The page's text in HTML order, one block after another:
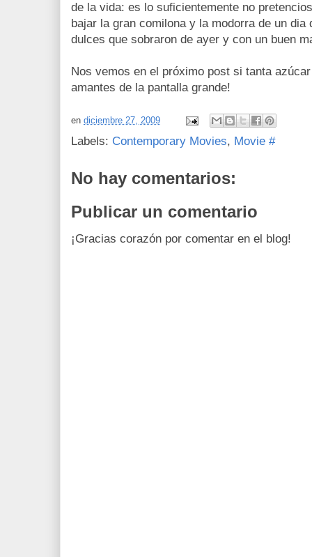
de la vida: es lo suficientemente no
bajar la gran comilona y la modorra de un
dulces que sobraron de ayer y con un buen
Nos vemos en el próximo post si tanta
amantes de la pantalla grande!
en diciembre 27, 2009
Labels: Contemporary Movies, Movie #
No hay comentarios:
Publicar un comentario
¡Gracias corazón por comentar en el blog!